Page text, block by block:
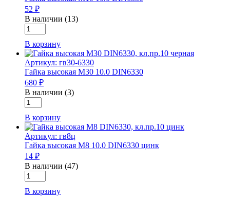
DIN6330(S18)
52 ₽
В наличии (13)
Количество
товара
Гайка
высокая
М10
10.0
DIN6330
В корзину
Артикул: гв30-6330
Гайка высокая М30 10.0 DIN6330
680 ₽
В наличии (3)
Количество
товара
Гайка
высокая
М30
10.0
DIN6330
В корзину
Артикул: гв8ц
Гайка высокая М8 10.0 DIN6330 цинк
14 ₽
В наличии (47)
Количество
товара
Гайка
В корзину